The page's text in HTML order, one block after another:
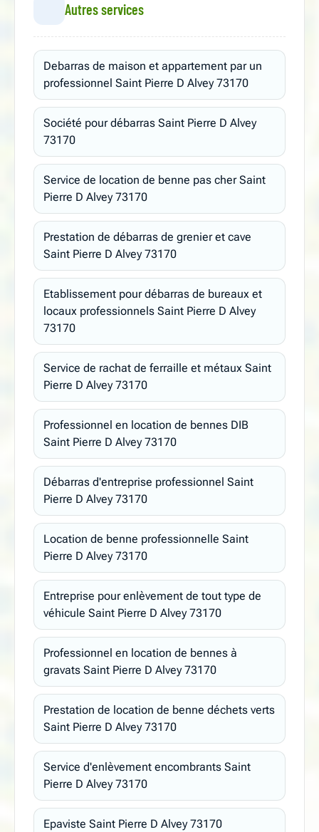
Autres services
Debarras de maison et appartement par un
professionnel Saint Pierre D Alvey 73170
Société pour débarras Saint Pierre D Alvey
73170
Service de location de benne pas cher Saint
Pierre D Alvey 73170
Prestation de débarras de grenier et cave
Saint Pierre D Alvey 73170
Etablissement pour débarras de bureaux et
locaux professionnels Saint Pierre D Alvey
73170
Service de rachat de ferraille et métaux Saint
Pierre D Alvey 73170
Professionnel en location de bennes DIB
Saint Pierre D Alvey 73170
Débarras d'entreprise professionnel Saint
Pierre D Alvey 73170
Location de benne professionnelle Saint
Pierre D Alvey 73170
Entreprise pour enlèvement de tout type de
véhicule Saint Pierre D Alvey 73170
Professionnel en location de bennes à
gravats Saint Pierre D Alvey 73170
Prestation de location de benne déchets verts
Saint Pierre D Alvey 73170
Service d'enlèvement encombrants Saint
Pierre D Alvey 73170
Epaviste Saint Pierre D Alvey 73170